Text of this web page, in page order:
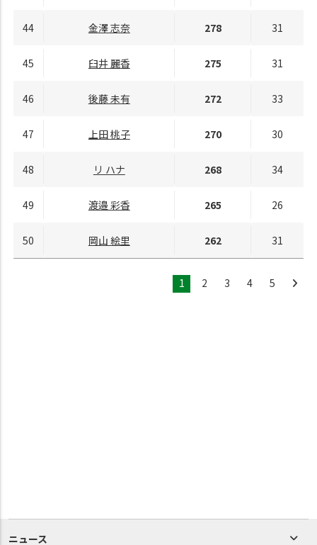
44 金澤 志奈 278 31
45 臼井 麗香 275 31
46 後藤 未有 272 33
47 上田 桃子 270 30
48 リ ハナ 268 34
49 渡邉 彩香 265 26
50 岡山 絵里 262 31
1 2 3 4 5
ニュース